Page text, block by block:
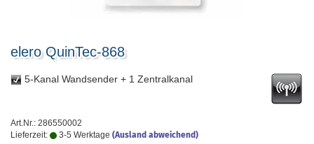
elero QuinTec-868
5-Kanal Wandsender + 1 Zentralkanal
Art.Nr.: 286550002
Lieferzeit:
3-5 Werktage (Ausland abweichend)